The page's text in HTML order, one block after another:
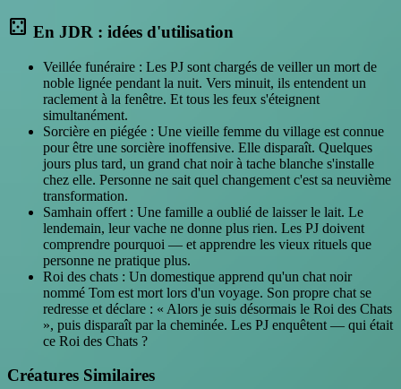
casino En JDR : idées d'utilisation
Veillée funéraire : Les PJ sont chargés de veiller un mort de
noble lignée pendant la nuit. Vers minuit, ils entendent un
raclement à la fenêtre. Et tous les feux s'éteignent
simultanément.
Sorcière en piégée : Une vieille femme du village est connue
pour être une sorcière inoffensive. Elle disparaît. Quelques
jours plus tard, un grand chat noir à tache blanche s'installe
chez elle. Personne ne sait quel changement c'est sa neuvième
transformation.
Samhain offert : Une famille a oublié de laisser le lait. Le
lendemain, leur vache ne donne plus rien. Les PJ doivent
comprendre pourquoi — et apprendre les vieux rituels que
personne ne pratique plus.
Roi des chats : Un domestique apprend qu'un chat noir
nommé Tom est mort lors d'un voyage. Son propre chat se
redresse et déclare : « Alors je suis désormais le Roi des Chats
», puis disparaît par la cheminée. Les PJ enquêtent — qui était
ce Roi des Chats ?
Créatures Similaires